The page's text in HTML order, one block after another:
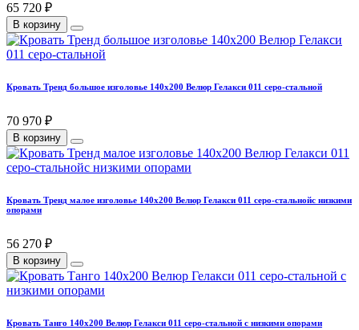
65 720 ₽
В корзину
Кровать Тренд большое изголовье 140х200 Велюр Гелакси 011 серо-стальной
70 970 ₽
В корзину
Кровать Тренд малое изголовье 140х200 Велюр Гелакси 011 серо-стальнойс низкими
опорами
56 270 ₽
В корзину
Кровать Танго 140х200 Велюр Гелакси 011 серо-стальной с низкими опорами